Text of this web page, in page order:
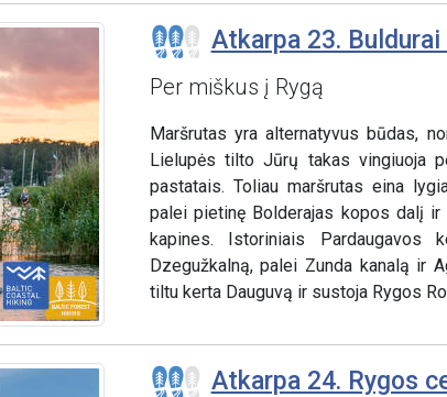
Atkarpa 23.
Per miškus į Rygą
Maršrutas yra alternatyvus būdas,
Lielupės tilto Jūrų takas vingiuoja
pastatais. Toliau maršrutas eina
palei pietinę Bolderajas kopos dalį
kapines. Istoriniais
Dzegužkalną, palei Zunda kanalą ir
tiltu kerta Dauguvą ir sustoja Rygos
Atkarpa 24. Rygos